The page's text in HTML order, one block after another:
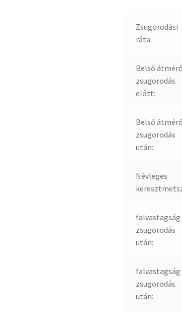
Zsugorodási
ráta:
Belső átmérő
zsugorodás
előtt:
Belső átmérő
zsugorodás
után:
Névleges
falvastagság
zsugorodás
után:
falvastagság
zsugorodás
után: